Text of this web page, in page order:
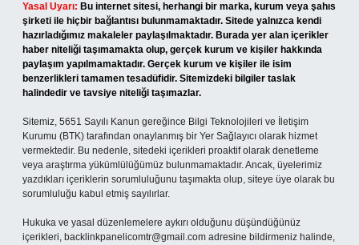
Yasal Uyarı: Bu internet sitesi, herhangi bir marka, kurum veya şahıs
şirketi ile hiçbir bağlantısı bulunmamaktadır. Sitede yalnızca kendi
hazırladığımız makaleler paylaşılmaktadır. Burada yer alan içerikler
haber niteliği taşımamakta olup, gerçek kurum ve kişiler hakkında
paylaşım yapılmamaktadır. Gerçek kurum ve kişiler ile isim
benzerlikleri tamamen tesadüfidir. Sitemizdeki bilgiler taslak
halindedir ve tavsiye niteliği taşımazlar.
Sitemiz, 5651 Sayılı Kanun gereğince Bilgi Teknolojileri ve İletişim
Kurumu (BTK) tarafından onaylanmış bir Yer Sağlayıcı olarak hizmet
vermektedir. Bu nedenle, sitedeki içerikleri proaktif olarak denetleme
veya araştırma yükümlülüğümüz bulunmamaktadır. Ancak, üyelerimiz
yazdıkları içeriklerin sorumluluğunu taşımakta olup, siteye üye olarak bu
sorumluluğu kabul etmiş sayılırlar.
Hukuka ve yasal düzenlemelere aykırı olduğunu düşündüğünüz
içerikleri, backlinkpanelicomtr@gmail.com adresine bildirmeniz halinde,